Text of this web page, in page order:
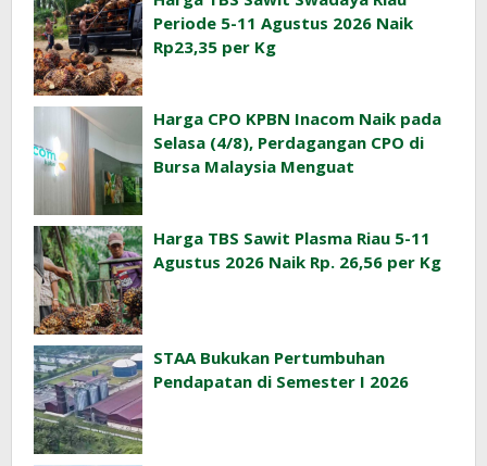
Periode 5-11 Agustus 2026 Naik
Rp23,35 per Kg
Harga CPO KPBN Inacom Naik pada
Selasa (4/8), Perdagangan CPO di
Bursa Malaysia Menguat
Harga TBS Sawit Plasma Riau 5-11
Agustus 2026 Naik Rp. 26,56 per Kg
STAA Bukukan Pertumbuhan
Pendapatan di Semester I 2026